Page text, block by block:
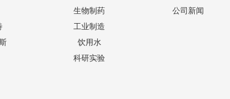
生物制药
工业制造
饮用水
科研实验
公司新闻